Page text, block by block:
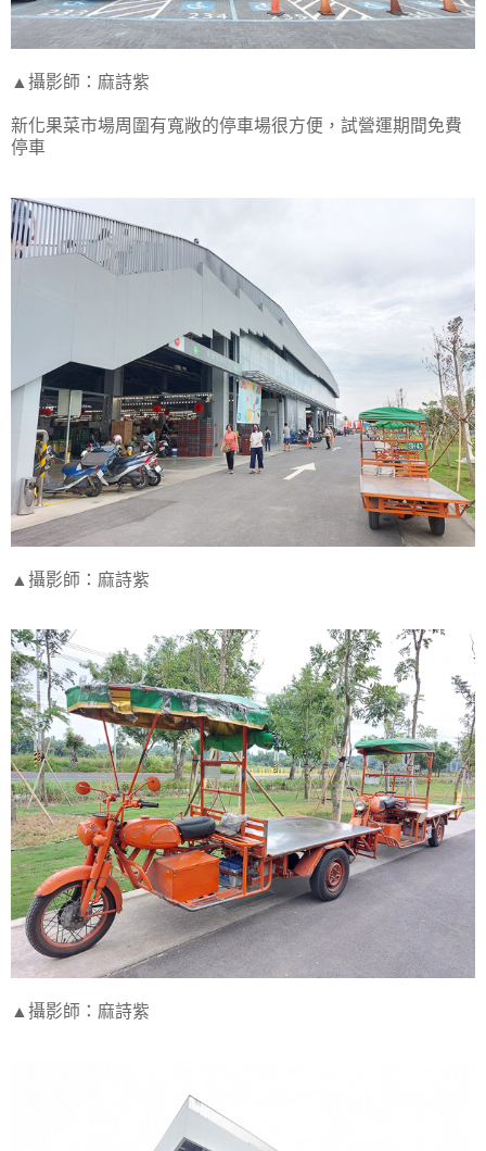
▲攝影師：麻詩紫
新化果菜市場周圍有寬敞的停車場很方便，試營運期間免費
停車
▲攝影師：麻詩紫
▲攝影師：麻詩紫